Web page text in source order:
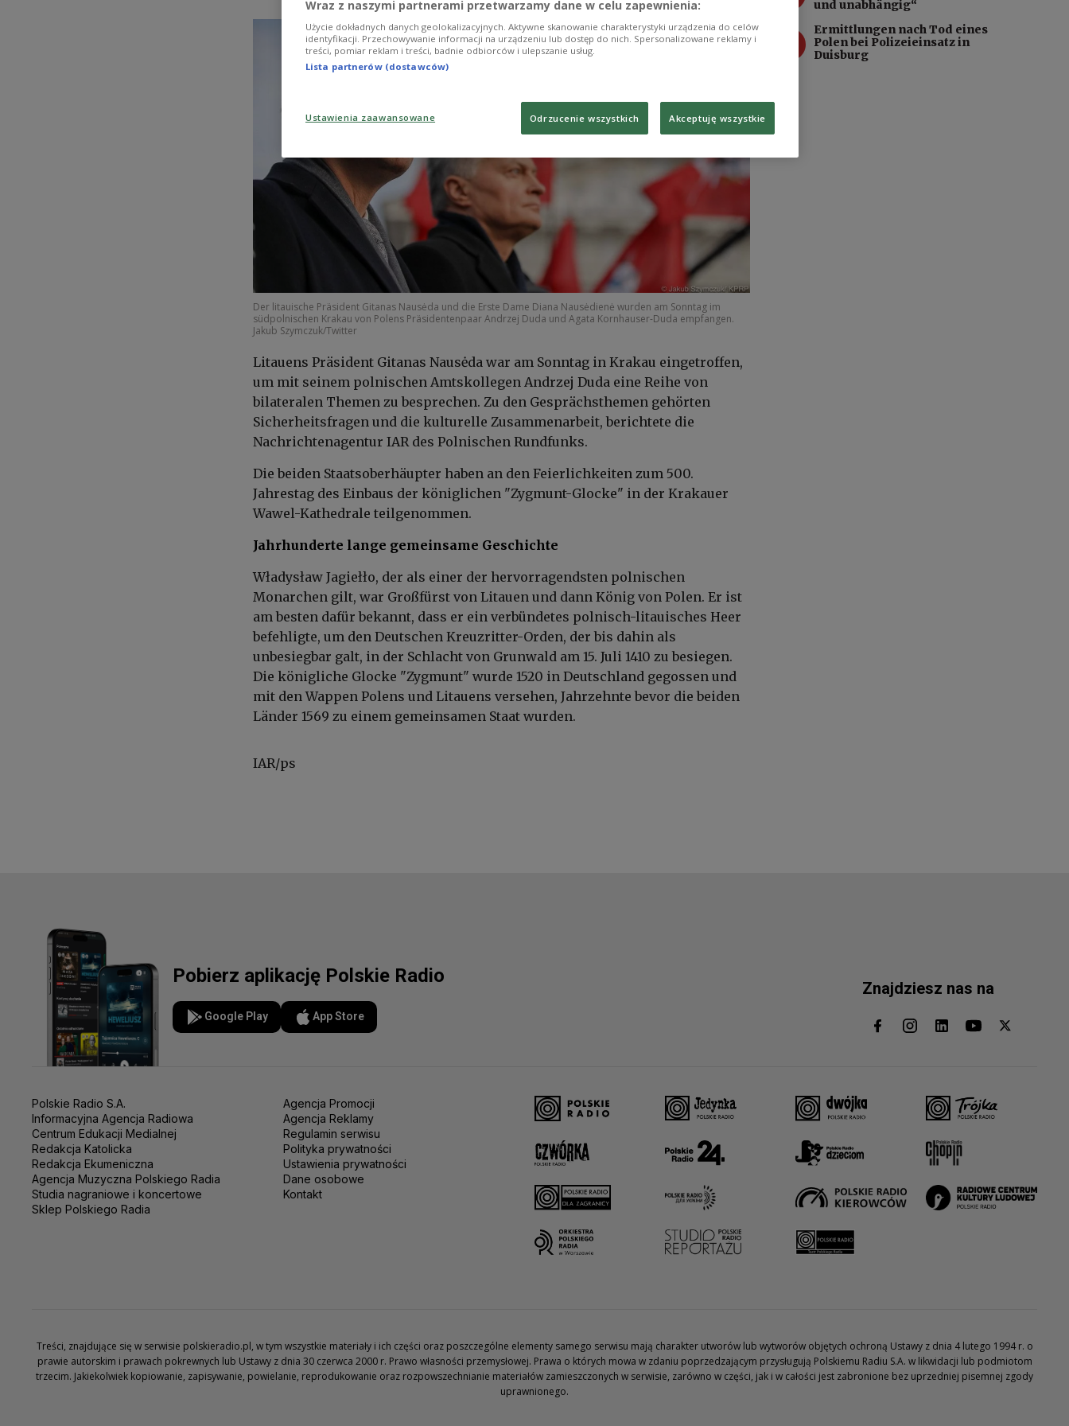
Der litauische Präsident Gitanas Nausėda und die Erste Dame Diana Nausėdienė wurden am Sonntag im
südpolnischen Krakau von Polens Präsidentenpaar Andrzej Duda und Agata Kornhauser-Duda empfangen.
Jakub Szymczuk/Twitter
Litauens Präsident Gitanas Nausėda war am Sonntag in Krakau eingetroffen,
um mit seinem polnischen Amtskollegen Andrzej Duda eine Reihe von
bilateralen Themen zu besprechen. Zu den Gesprächsthemen gehörten
Sicherheitsfragen und die kulturelle Zusammenarbeit, berichtete die
Nachrichtenagentur IAR des Polnischen Rundfunks.
Die beiden Staatsoberhäupter haben an den Feierlichkeiten zum 500.
Jahrestag des Einbaus der königlichen "Zygmunt-Glocke" in der Krakauer
Wawel-Kathedrale teilgenommen.
Jahrhunderte lange gemeinsame Geschichte
Władysław Jagiełło, der als einer der hervorragendsten polnischen
Monarchen gilt, war Großfürst von Litauen und dann König von Polen. Er ist
am besten dafür bekannt, dass er ein verbündetes polnisch-litauisches Heer
befehligte, um den Deutschen Kreuzritter-Orden, der bis dahin als
unbesiegbar galt, in der Schlacht von Grunwald am 15. Juli 1410 zu besiegen.
Die königliche Glocke "Zygmunt" wurde 1520 in Deutschland gegossen und
mit den Wappen Polens und Litauens versehen, Jahrzehnte bevor die beiden
Länder 1569 zu einem gemeinsamen Staat wurden.
IAR/ps
und unabhängig“
Ermittlungen nach Tod eines
Polen bei Polizeieinsatz in
Duisburg
Pobierz aplikację Polskie Radio
Google Play App Store
Znajdziesz nas na
Polskie Radio S.A.
Informacyjna Agencja Radiowa
Centrum Edukacji Medialnej
Redakcja Katolicka
Redakcja Ekumeniczna
Agencja Muzyczna Polskiego Radia
Studia nagraniowe i koncertowe
Sklep Polskiego Radia
Agencja Promocji
Agencja Reklamy
Regulamin serwisu
Polityka prywatności
Ustawienia prywatności
Dane osobowe
Kontakt
Treści, znajdujące się w serwisie polskieradio.pl, w tym wszystkie materiały i ich części oraz poszczególne elementy samego serwisu mają charakter utworów lub wytworów objętych ochroną Ustawy z dnia 4 lutego 1994 r. o
prawie autorskim i prawach pokrewnych lub Ustawy z dnia 30 czerwca 2000 r. Prawo własności przemysłowej. Prawa o których mowa w zdaniu poprzedzającym przysługują Polskiemu Radiu S.A. w likwidacji lub podmiotom
trzecim. Jakiekolwiek kopiowanie, zapisywanie, powielanie, reprodukowanie oraz rozpowszechnianie materiałów zamieszczonych w serwisie, zarówno w części, jak i w całości jest zabronione bez uprzedniej pisemnej zgody
uprawnionego.
Wraz z naszymi partnerami przetwarzamy dane w celu zapewnienia:
Użycie dokładnych danych geolokalizacyjnych. Aktywne skanowanie charakterystyki urządzenia do celów
identyfikacji. Przechowywanie informacji na urządzeniu lub dostęp do nich. Spersonalizowane reklamy i
treści, pomiar reklam i treści, badnie odbiorców i ulepszanie usług.
Lista partnerów (dostawców)
Ustawienia zaawansowane Odrzucenie wszystkich Akceptuję wszystkie